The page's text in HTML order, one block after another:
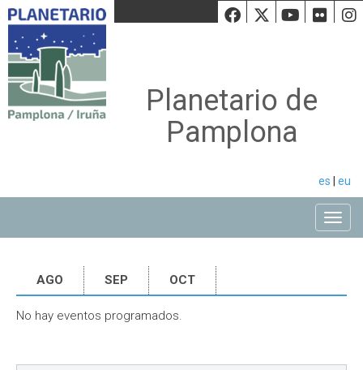
Facebook
Twiiter
Planetario de
Pamplona
es eu
AGO SEP OCT
No hay eventos programados.